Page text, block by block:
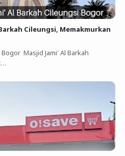
Cileungsi, Memakmurkan
Masjid Jami' Al Barkah